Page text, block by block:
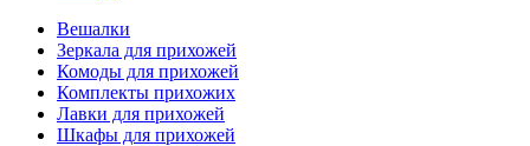
Вешалки
Зеркала для прихожей
Комоды для прихожей
Комплекты прихожих
Лавки для прихожей
Шкафы для прихожей